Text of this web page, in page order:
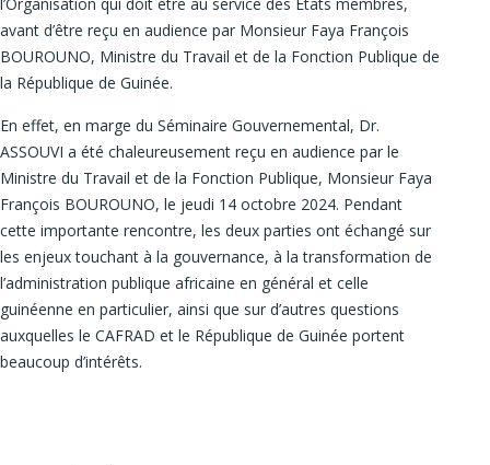
avant d’être reçu en audience par Monsieur Faya François
BOUROUNO, Ministre du Travail et de la Fonction Publique de
la République de Guinée.
En effet, en marge du Séminaire Gouvernemental, Dr.
ASSOUVI a été chaleureusement reçu en audience par le
Ministre du Travail et de la Fonction Publique, Monsieur Faya
François BOUROUNO, le jeudi 14 octobre 2024. Pendant
cette importante rencontre, les deux parties ont échangé sur
les enjeux touchant à la gouvernance, à la transformation de
l’administration publique africaine en général et celle
guinéenne en particulier, ainsi que sur d’autres questions
auxquelles le CAFRAD et le République de Guinée portent
beaucoup d’intérêts.